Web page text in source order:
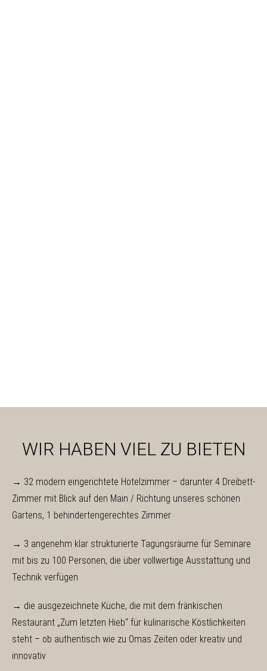
BY
WIR HABEN VIEL ZU BIETEN
→ 32 modern eingerichtete Hotelzimmer – darunter 4 Dreibett-
Zimmer mit Blick auf den Main / Richtung unseres schönen
Gartens, 1 behindertengerechtes Zimmer
→ 3 angenehm klar strukturierte Tagungsräume für Seminare
mit bis zu 100 Personen, die über vollwertige Ausstattung und
Technik verfügen
→ die ausgezeichnete Küche, die mit dem fränkischen
Restaurant „Zum letzten Hieb“ für kulinarische Köstlichkeiten
steht – ob authentisch wie zu Omas Zeiten oder kreativ und
innovativ